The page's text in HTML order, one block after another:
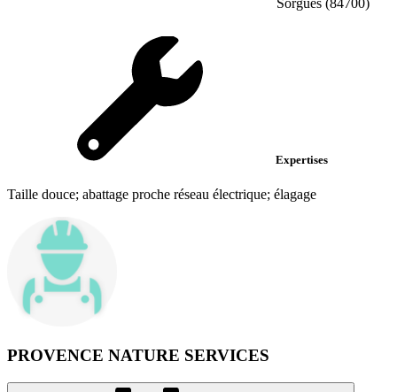
Expertises
Taille douce; abattage proche réseau électrique; élagage
PROVENCE NATURE SERVICES